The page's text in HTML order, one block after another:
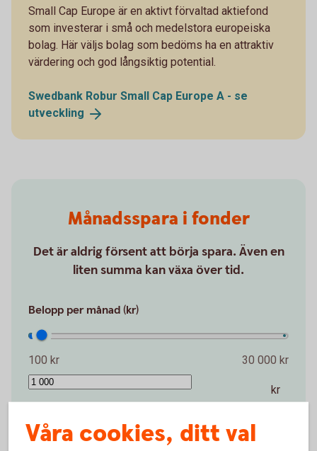
Small Cap Europe är en aktivt förvaltad aktiefond
som investerar i små och medelstora europeiska
bolag. Här väljs bolag som bedöms ha en attraktiv
värdering och god långsiktig potential.
Swedbank Robur Small Cap Europe A - se
utveckling
Månadsspara i fonder
Det är aldrig försent att börja spara. Även en
liten summa kan växa över tid.
Belopp per månad (kr)
100 kr 30 000 kr
kr
Antal år
Våra cookies, ditt val